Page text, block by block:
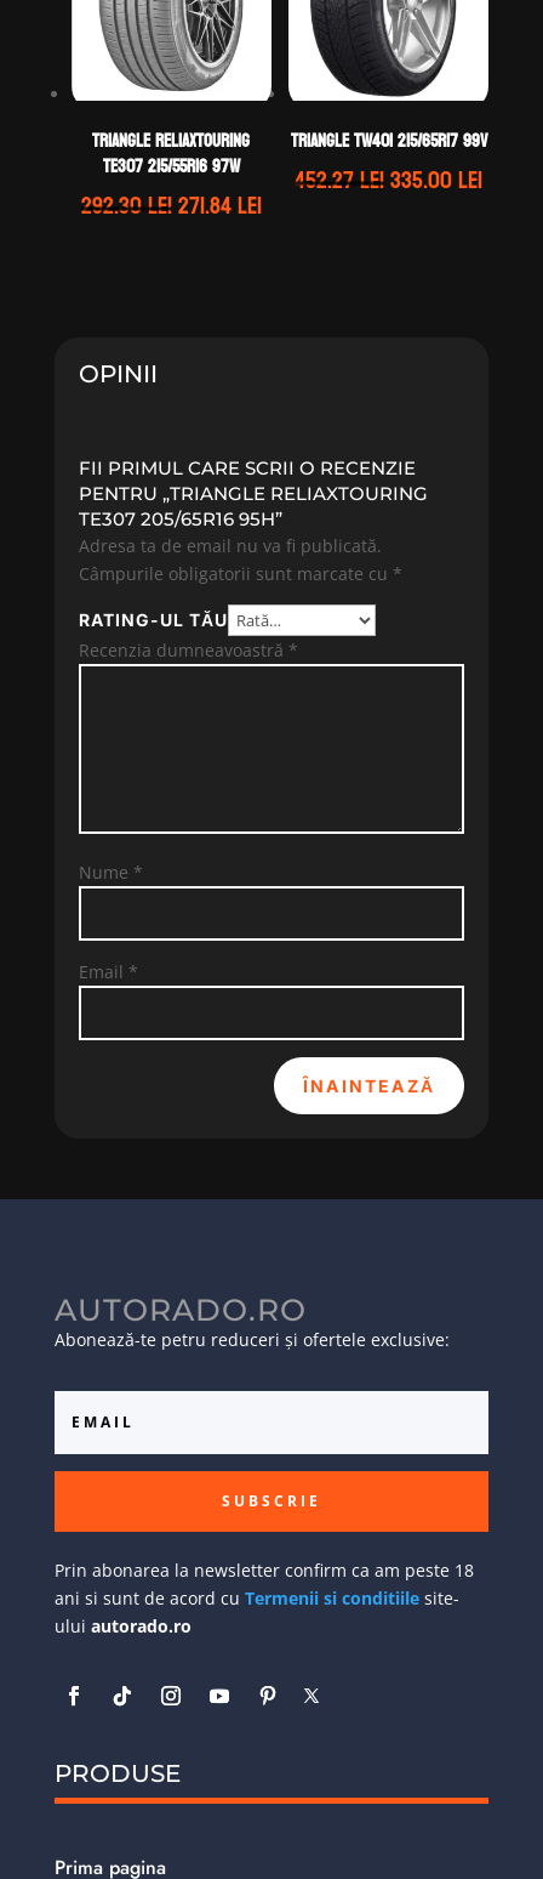
TRIANGLE RELIAXTOURING
TE307 215/55R16 97W
292.30leiPrețul
271.84leiPrețul
TRIANGLE TW401 215/65R17 99V
452.27leiPrețul
335.00leiPrețul
OPINII
FII PRIMUL CARE SCRII O RECENZIE
PENTRU „TRIANGLE RELIAXTOURING
TE307 205/65R16 95H”
Adresa ta de email nu va fi publicată.
Câmpurile obligatorii sunt marcate cu *
RATING-UL TĂU
Recenzia dumneavoastră *
Nume *
Email *
ÎNAINTEAZĂ
AUTORADO.RO
Abonează-te petru reduceri și ofertele exclusive:
SUBSCRIE
Prin abonarea la newsletter confirm ca am peste 18
ani si sunt de acord cu Termenii si conditiilesite-
ului autorado.ro
PRODUSE
Prima pagina